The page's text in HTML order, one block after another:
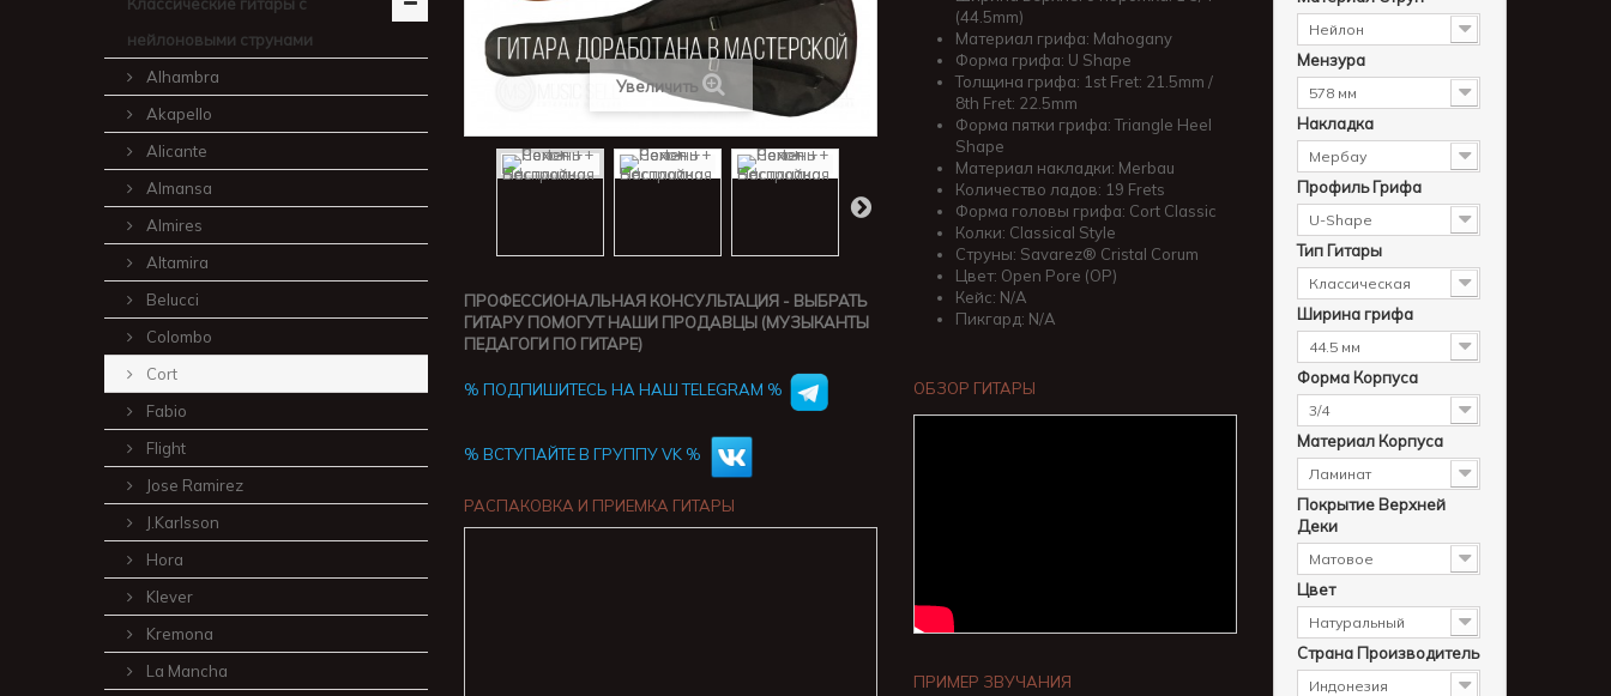
нейлоновыми струнами
Alhambra
Akapello
Alicante
Almansa
Almires
Altamira
Belucci
Colombo
Cort
Fabio
Flight
Jose Ramirez
J.Karlsson
Hora
Klever
Kremona
La Mancha
Увеличить
ПРОФЕССИОНАЛЬНАЯ КОНСУЛЬТАЦИЯ - ВЫБРАТЬ
ГИТАРУ ПОМОГУТ НАШИ ПРОДАВЦЫ (МУЗЫКАНТЫ
ПЕДАГОГИ ПО ГИТАРЕ)
% ПОДПИШИТЕСЬ НА НАШ TELEGRAM %
% ВСТУПАЙТЕ В ГРУППУ VK %
РАСПАКОВКА И ПРИЕМКА ГИТАРЫ
(44.5mm)
Материал грифа: Mahogany
Форма грифа: U Shape
Толщина грифа: 1st Fret: 21.5mm /
8th Fret: 22.5mm
Форма пятки грифа: Triangle Heel
Shape
Материал накладки: Merbau
Количество ладов: 19 Frets
Форма головы грифа: Cort Classic
Колки: Classical Style
Струны: Savarez® Cristal Corum
Цвет: Open Pore (OP)
Кейс: N/A
Пикгард: N/A
ОБЗОР ГИТАРЫ
ПРИМЕР ЗВУЧАНИЯ
Нейлон
Мензура
578 мм
Накладка
Мербау
Профиль Грифа
U-Shape
Тип Гитары
Классическая
Ширина грифа
44.5 мм
Форма Корпуса
3/4
Материал Корпуса
Ламинат
Покрытие Верхней
Деки
Матовое
Цвет
Натуральный
Страна Производитель
Индонезия